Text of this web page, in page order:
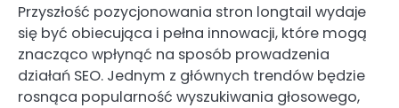
Przyszłość pozycjonowania stron longtail wydaje
się być obiecująca i pełna innowacji, które mogą
znacząco wpłynąć na sposób prowadzenia
działań SEO. Jednym z głównych trendów będzie
rosnąca popularność wyszukiwania głosowego,